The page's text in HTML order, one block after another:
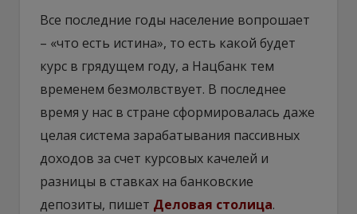
Все последние годы население вопрошает
– «что есть истина», то есть какой будет
курс в грядущем году, а Нацбанк тем
временем безмолвствует. В последнее
время у нас в стране сформировалась даже
целая система зарабатывания пассивных
доходов за счет курсовых качелей и
разницы в ставках на банковские
депозиты, пишет Деловая столица.